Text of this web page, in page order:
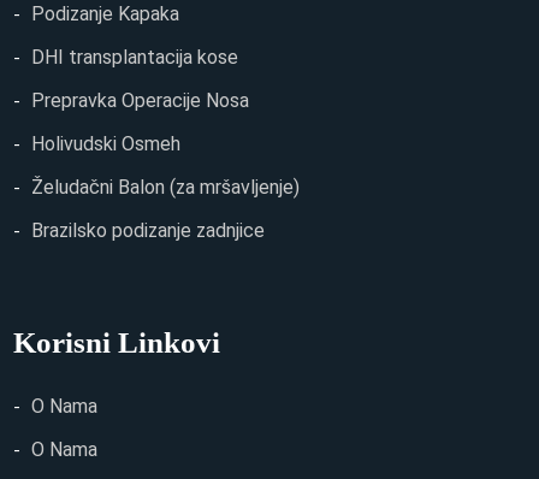
Podizanje Kapaka
DHI transplantacija kose
Prepravka Operacije Nosa
Holivudski Osmeh
Želudačni Balon (za mršavljenje)
Brazilsko podizanje zadnjice
Korisni Linkovi
O Nama
O Nama